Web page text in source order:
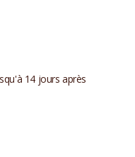
14 jours après